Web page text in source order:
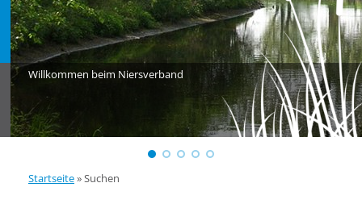
Willkommen beim Niersverband
Startseite»Suchen